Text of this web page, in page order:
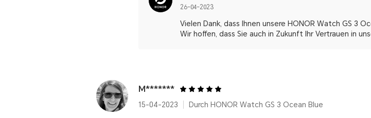
26-04-2023
Vielen Dank, dass Ihnen unsere HONOR Watch GS 3
Wir hoffen, dass Sie auch in Zukunft Ihr Vertrauen in
M*******
15-04-2023 Durch HONOR Watch GS 3 Ocean Blue